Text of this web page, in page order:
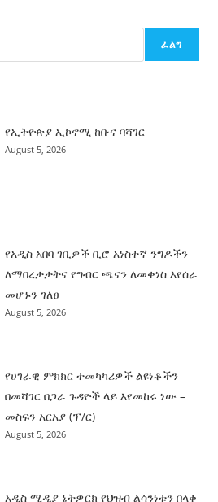
ፈልግ
የኢትዮጵያ ኢኮኖሚ ከቡና ባሻገር
August 5, 2026
የአዲስ አበባ ገቢዎች ቢሮ አነስተኛ ንግዶችን
ለማበረታታትና የግብር ጫናን ለመቀነስ እየሰራ
መሆኑን ገለፀ
August 5, 2026
የሀገራዊ ምክክር ተመካካሪዎች ልዩነቶችን
በመሻገር በጋራ ጉዳዮች ላይ እየመከሩ ነው –
መስፍን አርአያ (ፕ/ር)
August 5, 2026
አዲስ ሚዲያ ኔትዎርክ የህዝብ ልሳንነቱን በላቀ